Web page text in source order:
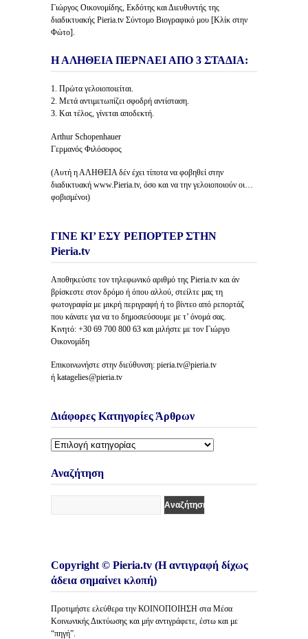
Γιώργος Οικονομίδης, Εκδότης και Διευθυντής της
διαδικτυακής Pieria.tv Σύντομο Βιογραφικό μου [Κλίκ στην
Φώτο].
Η ΑΛΗΘΕΙΑ ΠΕΡΝΑΕΙ ΑΠΟ 3 ΣΤΑΔΙΑ:
1. Πρώτα γελοιοποιείται.
2. Μετά αντιμετωπίζει σφοδρή αντίσταση.
3. Και τέλος, γίνεται αποδεκτή.
Arthur Schopenhauer
Γερμανός Φιλόσοφος
(Αυτή η ΑΛΗΘΕΙΑ δέν έχει τίποτα να φοβηθεί στην
διαδικτυακή www.Pieria.tv, όσο και να την γελοιοποιούν οι…
φοβισμένοι)
ΓΙΝΕ ΚΙ’ ΕΣΥ ΡΕΠΟΡΤΕΡ ΣΤΗΝ
Pieria.tv
Αποθηκεύστε τον τηλεφωνικό αριθμό της Pieria.tv και άν
βρίσκεστε στον δρόμο ή όπου αλλού, στείλτε μας τη
φωτογραφία με μικρή περιγραφή ή το βίντεο από ρεπορτάζ
που κάνατε για να το δημοσιεύσουμε με τ’ όνομά σας.
Κινητό: +30 69 700 800 63 και μιλήστε με τον Γιώργο
Οικονομίδη
Επικοινωνήστε στην διεύθυνση: pieria.tv@pieria.tv
ή katagelies@pieria.tv
Διάφορες Κατηγορίες Άρθρων
Διάφορες
Άρθρων
Αναζήτηση
Copyright © Pieria.tv (Η αντιγραφή δίχως
άδεια σημαίνει κλοπή)
Προτιμήστε ελεύθερα την ΚΟΙΝΟΠΟΙΗΣΗ στα Μέσα
Κοινωνικής Δικτύωσης και μήν αντιγράφετε, έστω και με
“πηγή”.